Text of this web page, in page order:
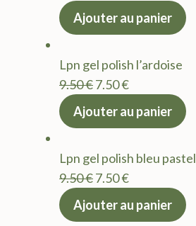
prix
9.50 €.
actuel
7.50 €.
Ajouter au panier
Lpn gel polish l’ardoise
9.50€Le
prix
9.50 €.
7.50€Le
actuel
7.50 €.
Ajouter au panier
Lpn gel polish bleu pastel
9.50€Le
prix
7.50€Le
actuel
Ajouter au panier